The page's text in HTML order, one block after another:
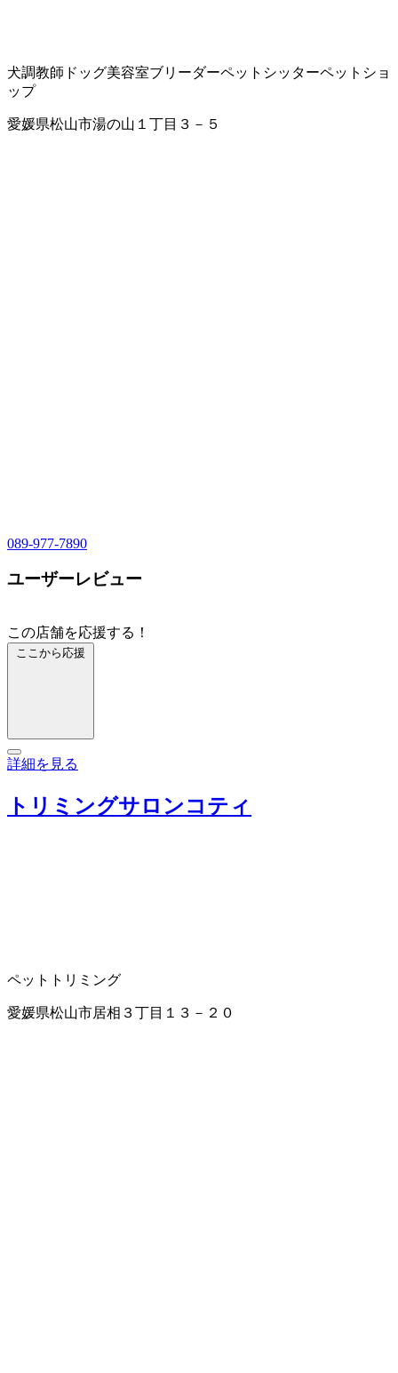
犬調教師 ドッグ美容室ブリーダーペットシッターペットショ
ップ
愛媛県松山市湯の山１丁目３－５
089-977-7890
ユーザーレビュー
この店舗を応援する！
ここから応援
詳細を見る
トリミングサロンコティ
ペットトリミング
愛媛県松山市居相３丁目１３－２０